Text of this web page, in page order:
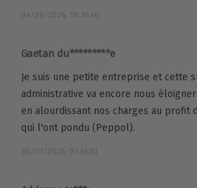
04/08/2026, 19:35:40
Gaetan du*********e
Je suis une petite entreprise et cette
administrative va encore nous
en alourdissant nos charges au profit
qui l'ont pondu (Peppol).
30/07/2026, 07:36:53